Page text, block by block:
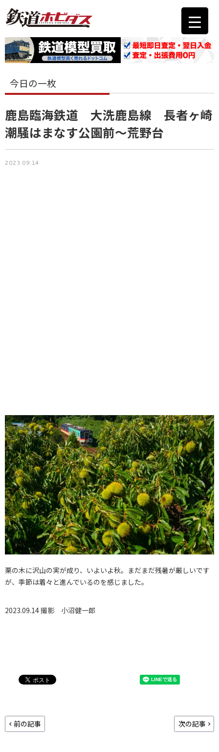
今日の一枚
鹿島臨海鉄道 大洗鹿島線 長者ヶ崎
潮騒はまなす公園前～荒野台
2023.09.14
栗の木に沢山の実が成り、いよいよ秋。まだまだ残暑が厳しいです
が、季節は着々と進んでいるのを感じました。
2023.09.14 撮影 小沼健一郎
前の記事 次の記事